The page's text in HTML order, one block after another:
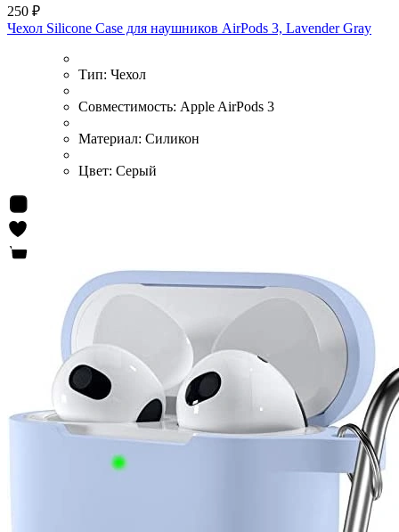
250 ₽
Чехол Silicone Case для наушников AirPods 3, Lavender Gray
Тип: Чехол
Совместимость: Apple AirPods 3
Материал: Силикон
Цвет: Серый